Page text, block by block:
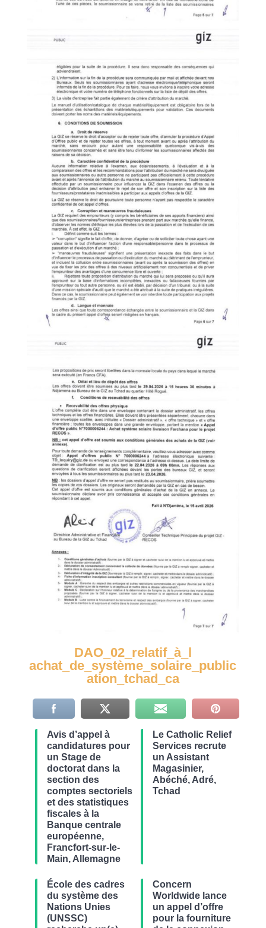
DAO_02_relatif_à_l
achat_de_système_solaire_public
ation_tchad_ca
Avis d’appel à
candidatures pour
un Stage de
doctorat dans la
section des
comptes sectoriels
et des statistiques
fiscales à la
Banque centrale
européenne,
Francfort-sur-le-
Main, Allemagne
Le Catholic Relief
Services recrute
un Assistant
Magasinier,
Abéché, Adré,
Tchad
École des cadres
du système des
Nations Unies
(UNSSC)
Concern
Worldwide lance
un appel d’offre
pour la fourniture